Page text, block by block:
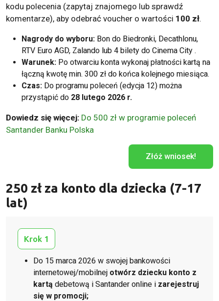
kodu polecenia (zapytaj znajomego lub sprawdź
komentarze), aby odebrać voucher o wartości 100 zł.
Nagrody do wyboru: Bon do Biedronki, Decathlonu,
RTV Euro AGD, Zalando lub 4 bilety do Cinema City .
Warunek: Po otwarciu konta wykonaj płatności kartą na
łączną kwotę min. 300 zł do końca kolejnego miesiąca.
Czas: Do programu poleceń (edycja 12) można
przystąpić do 28 lutego 2026 r.
Dowiedz się więcej: Do 500 zł w programie poleceń
Santander Banku Polska
Złóż wniosek!
250 zł za konto dla dziecka (7-17
lat)
Krok 1
Do 15 marca 2026 w swojej bankowości
internetowej/mobilnej otwórz dziecku konto z
kartą debetową i Santander online i zarejestruj
się w promocji;